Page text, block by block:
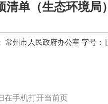
清单（生态环境局）
常州市人民政府办公室 字号：〖
在手机打开当前页